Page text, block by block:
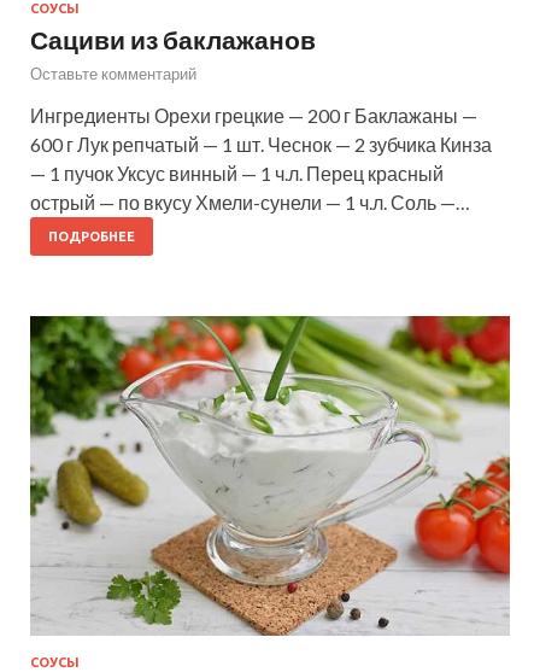
СОУСЫ
Сациви из баклажанов
Оставьте комментарий
Ингредиенты Орехи грецкие — 200 г Баклажаны —
600 г Лук репчатый — 1 шт. Чеснок — 2 зубчика Кинза
— 1 пучок Уксус винный — 1 ч.л. Перец красный
острый — по вкусу Хмели-сунели — 1 ч.л. Соль —…
ПОДРОБНЕЕ
СОУСЫ